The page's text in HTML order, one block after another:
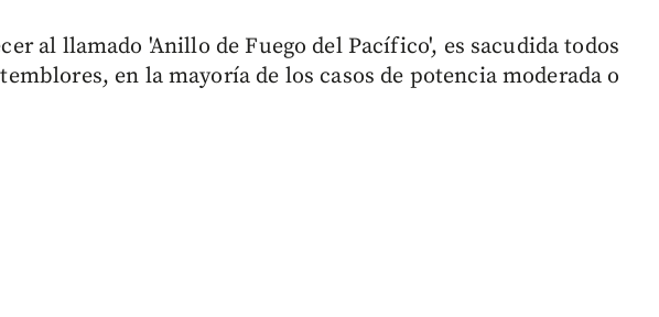
al llamado 'Anillo de Fuego del Pacífico', es sacudida todos
en la mayoría de los casos de potencia moderada o